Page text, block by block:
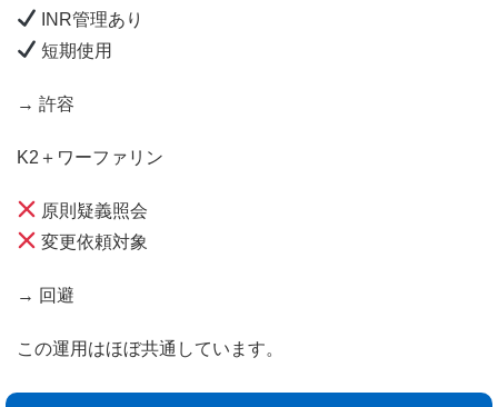
INR管理あり
短期使用
→ 許容
K2＋ワーファリン
原則疑義照会
変更依頼対象
→ 回避
この運用はほぼ共通しています。